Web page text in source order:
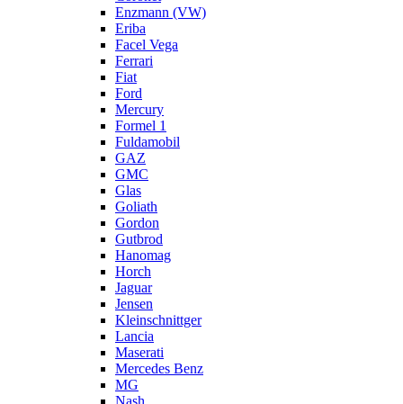
Enzmann (VW)
Eriba
Facel Vega
Ferrari
Fiat
Ford
Mercury
Formel 1
Fuldamobil
GAZ
GMC
Glas
Goliath
Gordon
Gutbrod
Hanomag
Horch
Jaguar
Jensen
Kleinschnittger
Lancia
Maserati
Mercedes Benz
MG
Nash